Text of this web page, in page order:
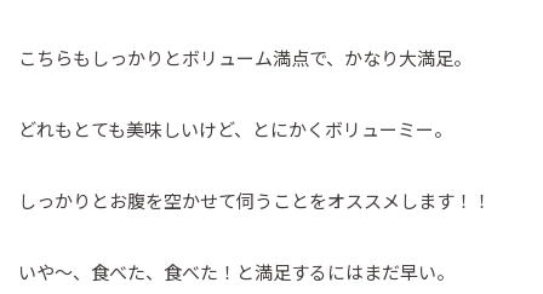
こちらもしっかりとボリューム満点で、かなり大満足。
どれもとても美味しいけど、とにかくボリューミー。
しっかりとお腹を空かせて伺うことをオススメします！！
いや～、食べた、食べた！と満足するにはまだ早い。